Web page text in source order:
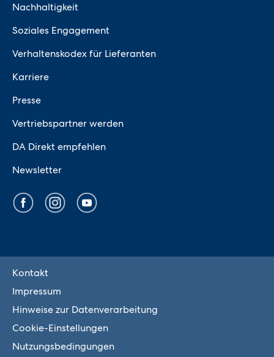
Nachhaltigkeit
Soziales Engagement
Verhaltenskodex für Lieferanten
Karriere
Presse
Vertriebspartner werden
DA Direkt empfehlen
Newsletter
Kontakt
Impressum
Hinweise zur Datenverarbeitung
Cookie-Einstellungen
Nutzungsbedingungen